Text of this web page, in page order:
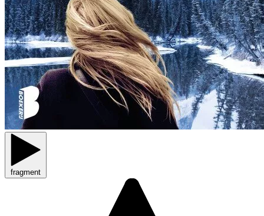
fragment